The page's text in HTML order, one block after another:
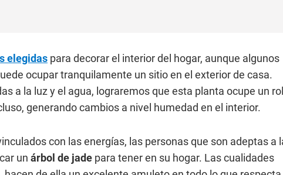
elegidas para decorar el interior del hogar, aunque algunos
ocupar tranquilamente un sitio en el exterior de casa.
a la luz y el agua, lograremos que esta planta ocupe un rol
generando cambios a nivel humedad en el interior.
con las energías, las personas que son adeptas a
un árbol de jade para tener en su hogar. Las cualidades